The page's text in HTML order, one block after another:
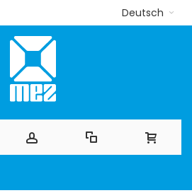
Deutsch